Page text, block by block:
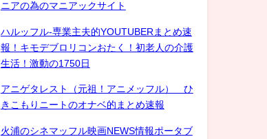
ニアの為のマニアックサイト
ハルッフル-専業主夫的YOUTUBERまとめ速
報！キモデブロリコンおたく！初老人の介護
生活！激動の1750日
アニゲタレスト（元祖！アニメッフル） ひ
きこもりニートのオナベ的まとめ速報
火浦のシネマッフル映画NEWS情報ポータブ